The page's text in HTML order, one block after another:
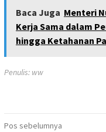
Baca Juga Menteri
Kerja Sama dalam
hingga Ketahanan
Penulis: ww
Navigasi
Pos sebelumnya